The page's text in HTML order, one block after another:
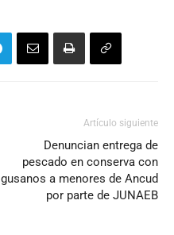
Artículo siguiente
Denuncian entrega de
pescado en conserva con
gusanos a menores de Ancud
por parte de JUNAEB